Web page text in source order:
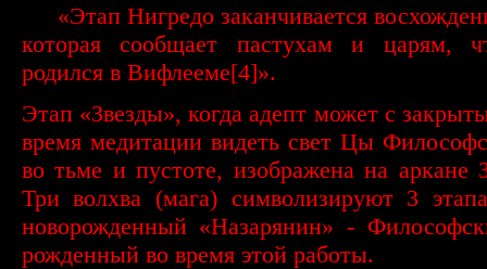
«Этап Нигредо заканчивается
которая сообщает пастухам и царям,
родился в Вифлееме[4]».
Этап «Звезды», когда адепт может с
время медитации видеть свет Цы
во тьме и пустоте, изображена на аркане
Три волхва (мага) символизируют 3
новорожденный «Назарянин» -
рожденный во время этой работы.